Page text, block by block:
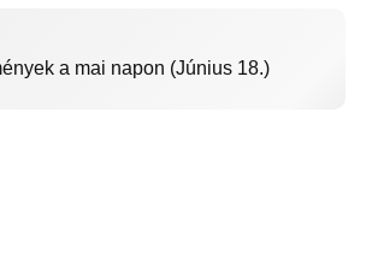
a mai napon (Június 18.)